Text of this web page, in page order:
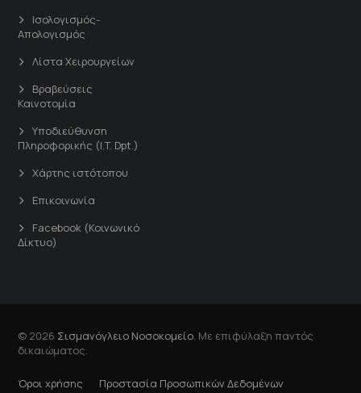
Ισολογισμός-
Απολογισμός
Λίστα Χειρουργείων
Βραβεύσεις
Καινοτομία
Υποδιεύθυνση
Πληροφορικής (I.T. Dpt.)
Χάρτης ιστότοπου
Επικοινωνία
Facebook (Κοινωνικό
Δίκτυο)
© 2026 Σισμανόγλειο Νοσοκομείο . Με επιφύλαξη παντός
δικαιώματος.
Όροι χρήσης Προστασία Προσωπικών Δεδομένων